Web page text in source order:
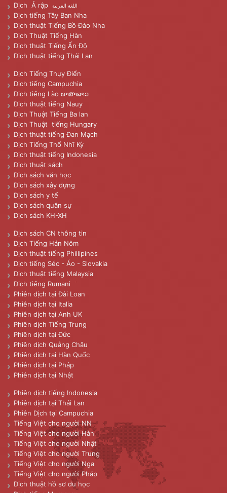
Dịch Ả rập
اللغة العربية
Dịch tiếng Tây Ban Nha
Dịch thuật Tiếng Bồ Đào Nha
Dịch Thuật Tiếng Hàn
Dịch thuật Tiếng Ấn Độ
Dịch thuật tiếng Thái Lan
Dịch Tiếng Thụy Điển
Dịch tiếng Campuchia
Dịch tiếng Lào ພາສາລາວ
Dịch thuật tiếng Nauy
Dịch Thuật Tiếng Ba lan
Dịch Thuật tiếng Hungary
Dịch thuật tiếng Đan Mạch
Dịch Tiếng Thổ Nhĩ Kỳ
Dịch thuật tiếng Indonesia
Dịch thuật sách
Dịch sách văn học
Dịch sách xây dựng
Dịch sách y tế
Dịch sách quân sự
Dịch sách KH-XH
Dịch sách CN thông tin
Dịch Tiếng Hán Nôm
Dịch thuật tiếng Phillipines
Dịch tiếng Séc - Áo - Slovakia
Dịch thuật tiếng Malaysia
Dịch tiếng Rumani
Phiên dịch tại Đài Loan
Phiên dịch tại Italia
Phiên dịch tại Anh UK
Phiên dịch Tiếng Trung
Phiên dịch tại Đức
Phiên dịch Quảng Châu
Phiên dịch tại Hàn Quốc
Phiên dịch tại Pháp
Phiên dịch tại Nhật
Phiên dịch tiếng Indonesia
Phiên dịch tại Thái Lan
Phiên Dịch tại Campuchia
Tiếng Việt cho người NN
Tiếng Việt cho người Hàn
Tiếng Việt cho người Nhật
Tiếng Việt cho người Trung
Tiếng Việt cho người Nga
Tiếng Việt cho người Pháp
Dịch thuật hồ sơ du học